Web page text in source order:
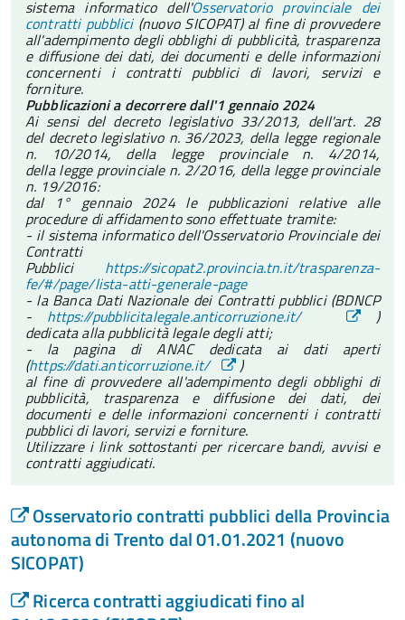
sistema informatico dell'Osservatorio provinciale dei
contratti pubblici(nuovo SICOPAT) al fine di provvedere
all'adempimento degli obblighi di pubblicità, trasparenza
e diffusione dei dati, dei documenti e delle informazioni
concernenti i contratti pubblici di lavori, servizi e
forniture.
Pubblicazioni a decorrere dall'1 gennaio 2024
Ai sensi del decreto legislativo 33/2013, dell'art. 28
del decreto legislativo n. 36/2023, della legge regionale
n. 10/2014, della legge provinciale n. 4/2014,
della legge provinciale n. 2/2016, della legge provinciale
n. 19/2016:
dal 1° gennaio 2024 le pubblicazioni relative alle
procedure di affidamento sono effettuate tramite:
- il sistema informatico dell'Osservatorio Provinciale dei
Contratti
Pubblici https://sicopat2.provincia.tn.it/trasparenza-
fe/#/page/lista-atti-generale-page
- la Banca Dati Nazionale dei Contratti pubblici (BDNCP
- https://pubblicitalegale.anticorruzione.it/ )
dedicata alla pubblicità legale degli atti;
- la pagina di ANAC dedicata ai dati aperti
(https://dati.anticorruzione.it/ )
al fine di provvedere all'adempimento degli obblighi di
pubblicità, trasparenza e diffusione dei dati, dei
documenti e delle informazioni concernenti i contratti
pubblici di lavori, servizi e forniture.
Utilizzare i link sottostanti per ricercare bandi, avvisi e
contratti aggiudicati.
Osservatorio contratti pubblici della Provincia
autonoma di Trento dal 01.01.2021 (nuovo
SICOPAT)
Ricerca contratti aggiudicati fino al